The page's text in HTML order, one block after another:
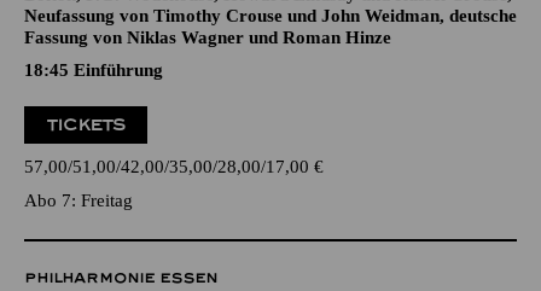
Musical in 2 Akten von Cole Porter
Musik und Gesangstexte von Cole Porter, Buch von Guy
Bolton, P.G. Wodehouse, Howard Lindsay und Russel Crouse,
Fassung von Niklas Wagner und Roman Hinze
18:45 Einführung
TICKETS
57,00 51,00 42,00 35,00 28,00 17,00€
Abo 7: Freitag